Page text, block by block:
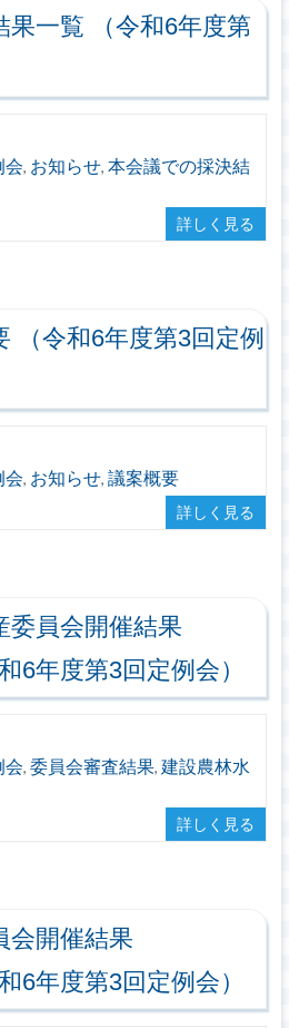
果一覧 （令和6年度第
会, お知らせ, 本会議での採決結
詳しく見る
（令和6年度第3回定例
会, お知らせ, 議案概要
詳しく見る
委員会開催結果
6年度第3回定例会）
会, 委員会審査結果, 建設農林水
詳しく見る
会開催結果
6年度第3回定例会）